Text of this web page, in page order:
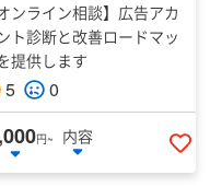
オンライン相談】広告アカ
ト診断と改善ロードマッ
提供します
5 0
円~
内容
い